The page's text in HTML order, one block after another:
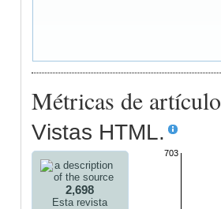
Métricas de artículo
Vistas HTML.
2,698
Esta revista
703